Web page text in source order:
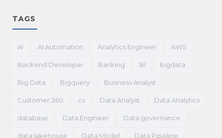
TAGS
AI AI Automation Analytics Engineer AWS
Backend Developer Banking BI bigdata
Big Data Bigquery Business Analyst
Customer 360 cv Data Analyst Data Analytics
database Data Engineer Data governance
data lakehouse Data Model Data Pipeline